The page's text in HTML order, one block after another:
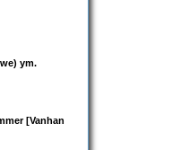
ym.
[Vanhan